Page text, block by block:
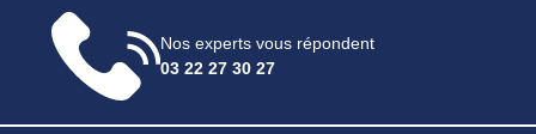
Nos experts vous répondent
03 22 27 30 27